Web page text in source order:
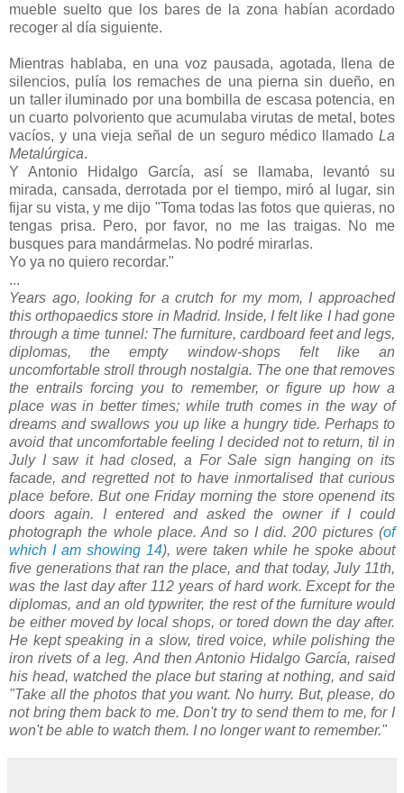
mueble suelto que los bares de la zona habían acordado
recoger al día siguiente.
Mientras hablaba, en una voz pausada, agotada, llena de
silencios, pulía los remaches de una pierna sin dueño, en
un taller iluminado por una bombilla de escasa potencia, en
un cuarto polvoriento que acumulaba virutas de metal, botes
vacíos, y una vieja señal de un seguro médico llamado La
Metalúrgica.
Y Antonio Hidalgo García, así se llamaba, levantó su
mirada, cansada, derrotada por el tiempo, miró al lugar, sin
fijar su vista, y me dijo "Toma todas las fotos que quieras, no
tengas prisa. Pero, por favor, no me las traigas. No me
busques para mandármelas. No podré mirarlas.
Yo ya no quiero recordar."
...
Years ago, looking for a crutch for my mom, I approached
this orthopaedics store in Madrid. Inside, I felt like I had gone
through a time tunnel: The furniture, cardboard feet and legs,
diplomas, the empty window-shops felt like an
uncomfortable stroll through nostalgia. The one that removes
the entrails forcing you to remember, or figure up how a
place was in better times; while truth comes in the way of
dreams and swallows you up like a hungry tide. Perhaps to
avoid that uncomfortable feeling I decided not to return, til in
July I saw it had closed, a For Sale sign hanging on its
facade, and regretted not to have inmortalised that curious
place before. But one Friday morning the store openend its
doors again. I entered and asked the owner if I could
photograph the whole place. And so I did. 200 pictures (of
which I am showing 14), were taken while he spoke about
five generations that ran the place, and that today, July 11th,
was the last day after 112 years of hard work. Except for the
diplomas, and an old typwriter, the rest of the furniture would
be either moved by local shops, or tored down the day after.
He kept speaking in a slow, tired voice, while polishing the
iron rivets of a leg. And then Antonio Hidalgo García, raised
his head, watched the place but staring at nothing, and said
"Take all the photos that you want. No hurry. But, please, do
not bring them back to me. Don't try to send them to me, for I
won't be able to watch them. I no longer want to remember."